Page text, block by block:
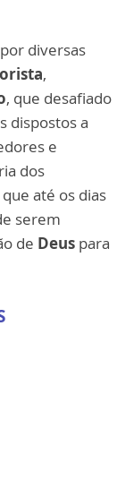
diversas
,
, que desafiado
dispostos a
e
dos
que até os dias
serem
de Deus para